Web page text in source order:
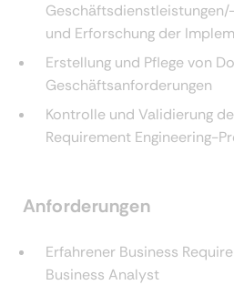
und Erforschung der
Erstellung und Pflege von
Geschäftsanforderungen
Kontrolle und Validierung
Requirement Engineering-
Anforderungen
Erfahrener Business
Business Analyst